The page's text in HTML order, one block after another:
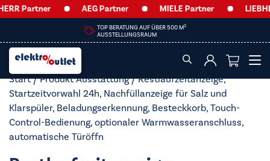
Partner AEG Partner MIELE Partner
TOP BERATUNG AUF ÜBER 500 M2
AUSSTELLUNGSRAUM
Start/ Produkt Ausstattung / Restlaufzeitanzeige,
Startzeitvorwahl 24h, Nachfüllanzeige für Salz und
Klarspüler, Beladungserkennung, Besteckkorb, Touch-
Control-Bedienung, optionaler Warmwasseranschluss,
automatische Türöffn